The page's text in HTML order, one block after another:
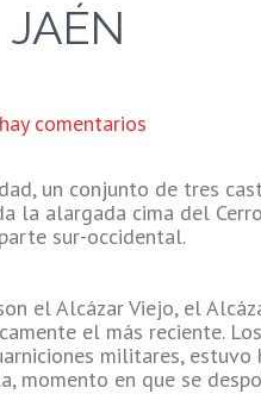
comentarios
un conjunto de tres
la alargada cima del
sur-occidental.
el Alcázar Viejo, el
el más reciente.
militares,
momento en que se